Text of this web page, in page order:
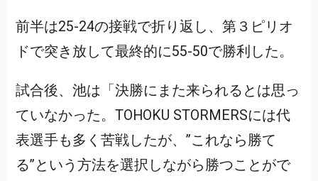
前半は25-24の接戦で折り返し、第３ピリオ
ドで突き放して最終的に55-50で勝利した。
試合後、池は「決勝にまた来られるとは思っ
ていなかった。TOHOKU STORMERSには代
表選手も多く苦戦したが、”これなら勝て
る”という方法を選択しながら勝つことがで